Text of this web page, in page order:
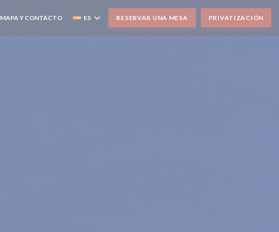
MAPA Y CONTACTO ES RESERVAR UNA MESA PRIVATIZACIÓN